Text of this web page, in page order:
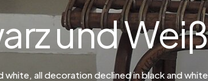
und Weiß
white, all decoration declined in black and white